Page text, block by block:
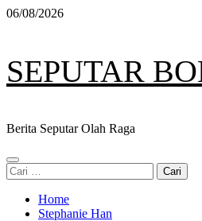
Skip
06/08/2026
SEPUTAR
Berita Seputar Olah Raga
Primary
Menu
Cari
untuk:
Home
Stephanie Han